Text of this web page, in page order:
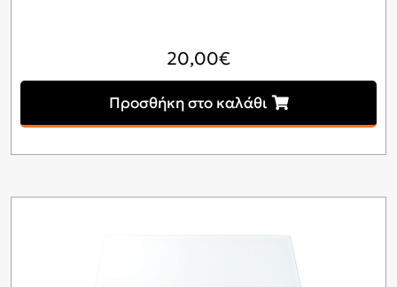
20,00€
Προσθήκη στο καλάθι